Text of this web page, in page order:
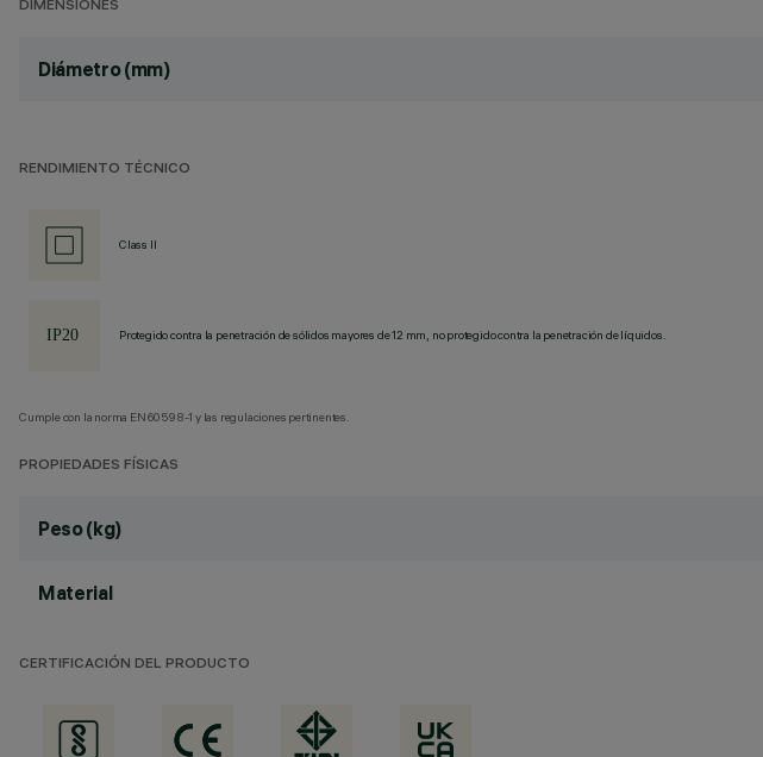
DIMENSIONES
Diámetro (mm)
RENDIMIENTO TÉCNICO
Class II
Protegido contra la penetración de sólidos mayores de 12 mm, no protegido contra la penetración de líquidos.
Cumple con la norma EN60598-1 y las regulaciones pertinentes.
PROPIEDADES FÍSICAS
Peso (kg)
Material
CERTIFICACIÓN DEL PRODUCTO